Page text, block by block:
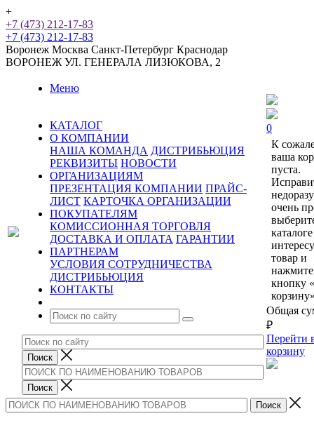
+
+7 (473) 212-17-83
+7 (473) 212-17-83
Воронеж Москва Санкт-Петербург Краснодар
ВОРОНЕЖ УЛ. ГЕНЕРАЛА ЛИЗЮКОВА, 2
Меню
КАТАЛОГ
О КОМПАНИИ
НАША КОМАНДА ДИСТРИБЬЮЦИЯ
РЕКВИЗИТЫ НОВОСТИ
ОРГАНИЗАЦИЯМ
ПРЕЗЕНТАЦИЯ КОМПАНИИ ПРАЙС-
ЛИСТ КАРТОЧКА ОРГАНИЗАЦИИ
ПОКУПАТЕЛЯМ
КОМИССИОННАЯ ТОРГОВЛЯ
ДОСТАВКА И ОПЛАТА ГАРАНТИИ
ПАРТНЕРАМ
УСЛОВИЯ СОТРУДНИЧЕСТВА
ДИСТРИБЬЮЦИЯ
КОНТАКТЫ
0
К
ваша
пуста.
очень
каталоге
товар и
нажмите
кнопку
Общая
₽
Перейти
корзину